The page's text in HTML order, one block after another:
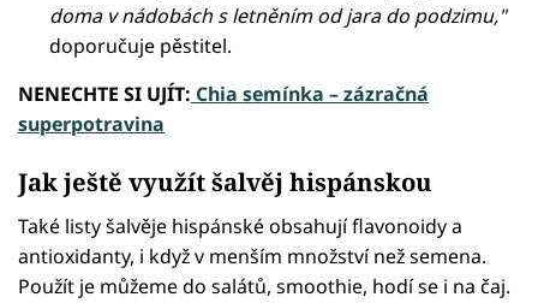
doma v nádobách s letněním od jara do podzimu,"
doporučuje pěstitel.
NENECHTE SI UJÍT: Chia semínka – zázračná
superpotravina
Jak ještě využít šalvěj hispánskou
Také listy šalvěje hispánské obsahují flavonoidy a
antioxidanty, i když v menším množství než semena.
Použít je můžeme do salátů, smoothie, hodí se i na čaj.